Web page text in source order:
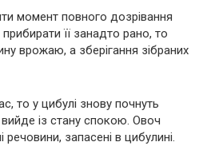
момент повного дозрівання
її занадто рано, то
врожаю, а зберігання зібраних
то у цибулі знову почнуть
вийде із стану спокою. Овоч
запасені в цибулині.